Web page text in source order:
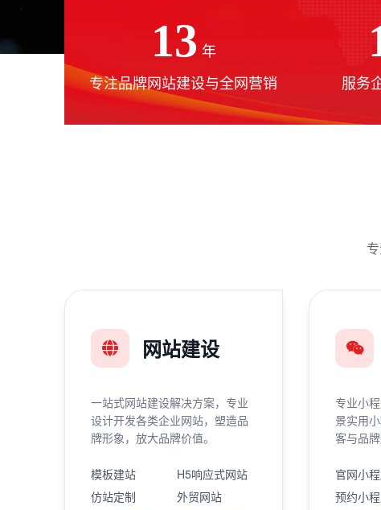
13 年
专注品牌网站建设与全网营销
服务
网站建设
一站式网站建设解决方案，专业
设计开发各类企业网站，塑造品
牌形象，放大品牌价值。
模板建站
H5响应式网站
仿站定制
外贸网站
专业小
景实用
客与品牌
官网小
预约小